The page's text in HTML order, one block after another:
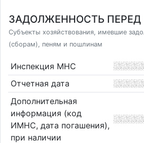
ЗАДОЛЖЕННОСТЬ
Субъекты хозяйствования, имевшие
(сборам), пеням и пошлинам
Инспекция МНС
Отчетная дата
Дополнительная
информация (код
ИМНС, дата погашения),
при наличии